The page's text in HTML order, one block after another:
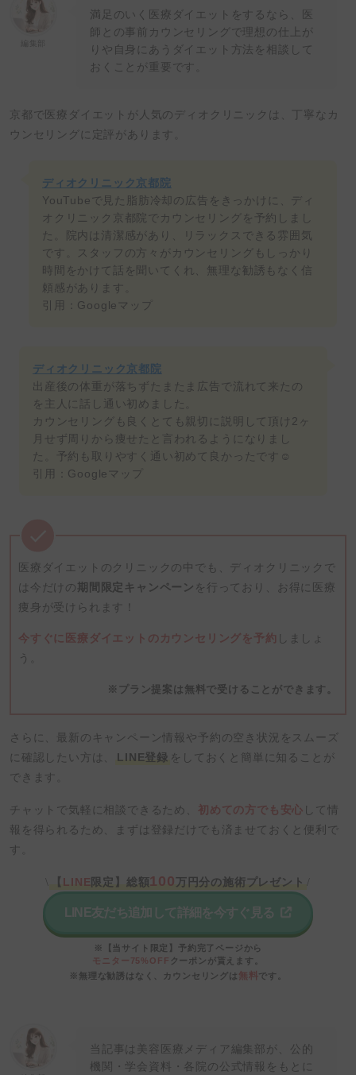
満足のいく医療ダイエットをするなら、医
師との事前カウンセリングで理想の仕上が
りや自身にあうダイエット方法を相談して
おくことが重要です。
京都で医療ダイエットが人気のディオクリニックは、丁寧なカ
ウンセリングに定評があります。
ディオクリニック京都院
YouTubeで見た脂肪冷却の広告をきっかけに、ディ
オクリニック京都院でカウンセリングを予約しまし
た。院内は清潔感があり、リラックスできる雰囲気
です。スタッフの方々がカウンセリングもしっかり
時間をかけて話を聞いてくれ、無理な勧誘もなく信
頼感があります。
引用：Googleマップ
ディオクリニック京都院
出産後の体重が落ちずたまたま広告で流れて来たの
を主人に話し通い初めました。
カウンセリングも良くとても親切に説明して頂け2ヶ
月せず周りから痩せたと言われるようになりまし
た。予約も取りやすく通い初めて良かったです☺️
引用：Googleマップ
医療ダイエットのクリニックの中でも、ディオクリニックで
は今だけの期間限定キャンペーン を行っており、お得に医療
痩身が受けられます！
今すぐに医療ダイエットのカウンセリングを予約 しましょ
う。
※プラン提案は無料で受けることができます。
さらに、最新のキャンペーン情報や予約の空き状況をスムーズ
に確認したい方は、
LINE登録 をしておくと簡単に知ることが
できます。
チャットで気軽に相談できるため、 初めての方でも安心 して情
報を得られるため、まずは登録だけでも済ませておくと便利で
す。
【 LINE限定】総額100万円分の施術プレゼント
LINE友だち追加して詳細を今すぐ見る
※【当サイト限定】予約完了ページから
モニター75%OFF クーポンが貰えます。
※無理な勧誘はなく、カウンセリングは 無料です。
当記事は美容医療メディア編集部が、公的
機関・学会資料・各院の公式情報をもとに